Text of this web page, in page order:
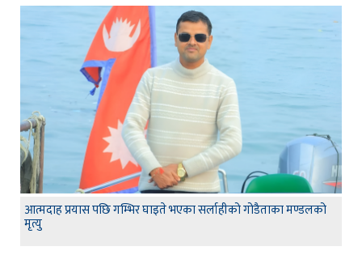
आत्मदाह प्रयास पछि गम्भिर घाइते भएका सर्लाहीको गोडैताका मण्डलको
मृत्यु